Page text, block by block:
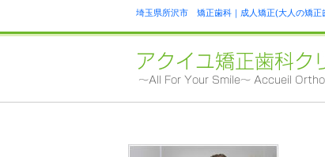
埼玉県所沢市 矯正歯科｜成人矯正(大人の矯正